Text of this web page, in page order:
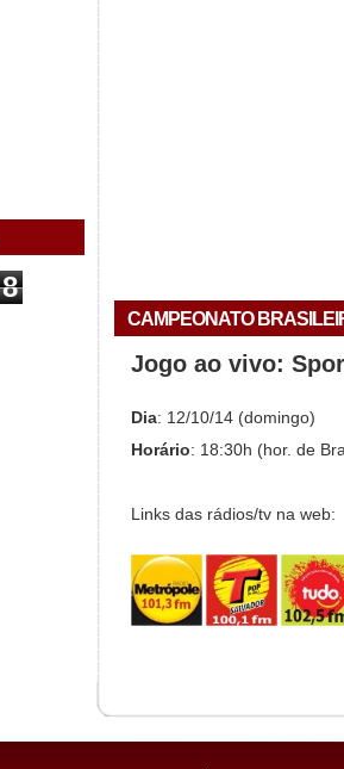
8
CAMPEONATO
Jogo ao vivo:
Dia: 12/10/14 (domingo)
Horário: 18:30h (hor. de
Links das rádios/tv na web: